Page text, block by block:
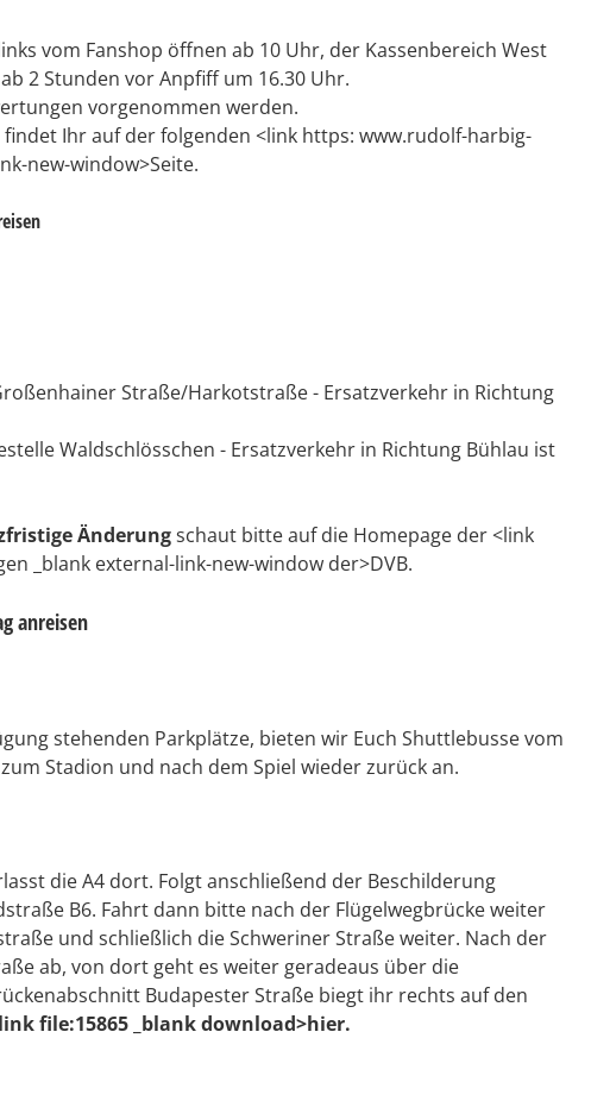
vom Fanshop öffnen ab 10 Uhr, der Kassenbereich West
2 Stunden vor Anpfiff um 16.30 Uhr.
vorgenommen werden.
Ihr auf der folgenden <link https: www.rudolf-harbig-
new-window>Seite.
Straße/Harkotstraße - Ersatzverkehr in Richtung
Waldschlösschen - Ersatzverkehr in Richtung Bühlau ist
Änderungschaut bitte auf die Homepage der <link
_blank external-link-new-window der>DVB.
anreisen
stehenden Parkplätze, bieten wir Euch Shuttlebusse vom
Stadion und nach dem Spiel wieder zurück an.
die A4 dort. Folgt anschließend der Beschilderung
B6. Fahrt dann bitte nach der Flügelwegbrücke weiter
und schließlich die Schweriner Straße weiter. Nach der
ab, von dort geht es weiter geradeaus über die
Budapester Straße biegt ihr rechts auf den
file:15865 _blank download>hier.